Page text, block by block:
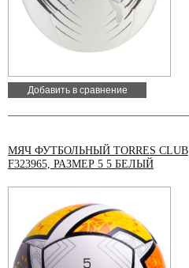
Добавить в сравнение
МЯЧ ФУТБОЛЬНЫЙ TORRES CLUB
F323965, РАЗМЕР 5 5 БЕЛЫЙ